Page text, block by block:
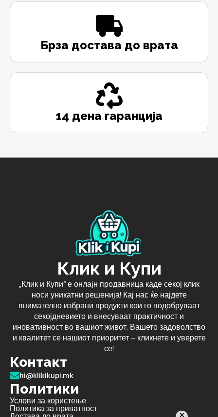
Брза достава до врата
14 дена гаранција
Клик и Купи
„Клик и Купи“ е онлајн продавница каде секој клик
носи уникатни решенија! Кај нас ќе најдете
внимателно избрани продукти кои го подобруваат
секојдневието и внесуваат практичност и
иновативност во вашиот живот. Вашето задоволство
и квалитет се нашиот приоритет – кликнете и уверете
се!
Контакт
hi@klikikupi.mk
Политики
Услови за користење
Политика за приватност